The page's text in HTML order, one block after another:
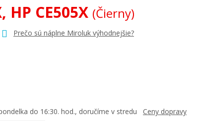
HP CE505X (Čierny)
Prečo sú náplne Miroluk výhodnejšie?
do 16:30. hod., doručíme v stredu Ceny dopravy